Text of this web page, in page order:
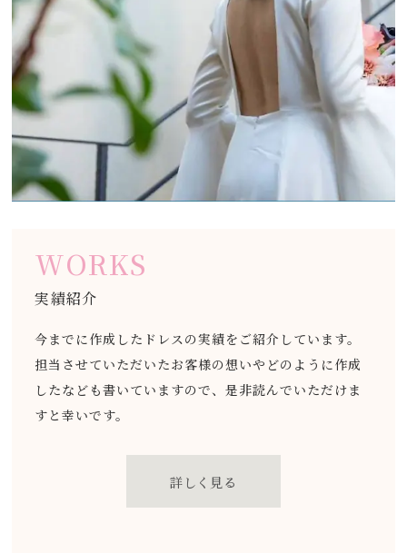
WORKS
実績紹介
今までに作成したドレスの実績をご紹介しています。
担当させていただいたお客様の想いやどのように作成
したなども書いていますので、是非読んでいただけま
すと幸いです。
詳しく見る